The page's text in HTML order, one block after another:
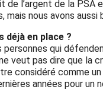
l’argent de la
nous avons
déjà en place ?
personnes qui
veut pas dire que
considéré comme
années pour